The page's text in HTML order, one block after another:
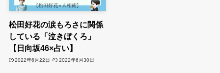
松田好花の涙もろさに関係
している「泣きぼくろ」
【日向坂46×占い】
2022年6月22日 2022年6月30日